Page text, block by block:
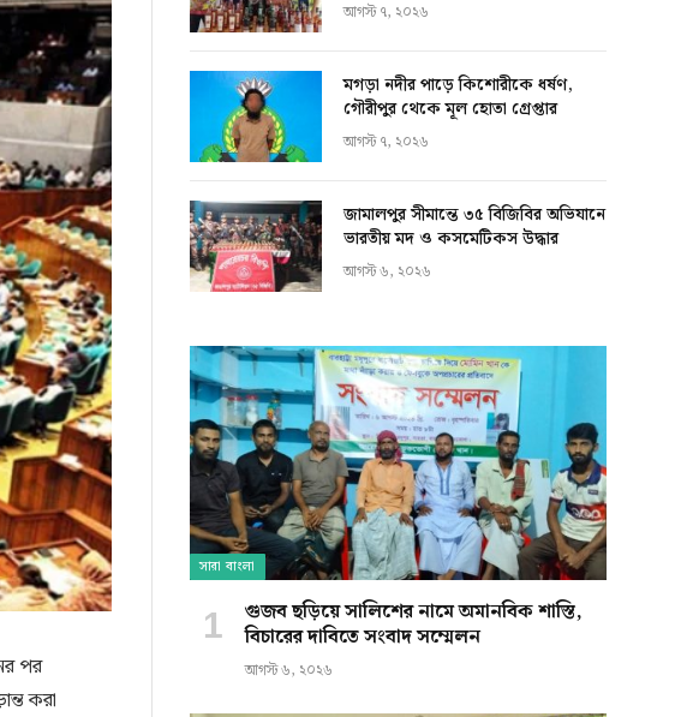
পর
করা
আগস্ট ৭, ২০২৬
মগড়া নদীর পাড়ে কিশোরীকে ধর্ষণ,
গৌরীপুর থেকে মূল হোতা গ্রেপ্তার
আগস্ট ৭, ২০২৬
জামালপুর সীমান্তে ৩৫ বিজিবির অভিযানে
ভারতীয় মদ ও কসমেটিকস উদ্ধার
আগস্ট ৬, ২০২৬
সারা বাংলা
গুজব ছড়িয়ে সালিশের নামে অমানবিক শাস্তি,
বিচারের দাবিতে সংবাদ সম্মেলন
আগস্ট ৬, ২০২৬